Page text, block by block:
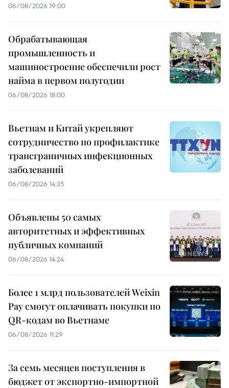
06/08/2026 19:00
Обрабатывающая
промышленность и
машиностроение обеспечили рост
найма в первом полугодии
06/08/2026 18:00
Вьетнам и Китай укрепляют
сотрудничество по профилактике
трансграничных инфекционных
заболеваний
06/08/2026 14:35
Объявлены 50 самых
авторитетных и эффективных
публичных компаний
06/08/2026 14:24
Более 1 млрд пользователей Weixin
Pay смогут оплачивать покупки по
QR-кодам во Вьетнаме
06/08/2026 11:29
За семь месяцев поступления в
бюджет от экспортно-импортной